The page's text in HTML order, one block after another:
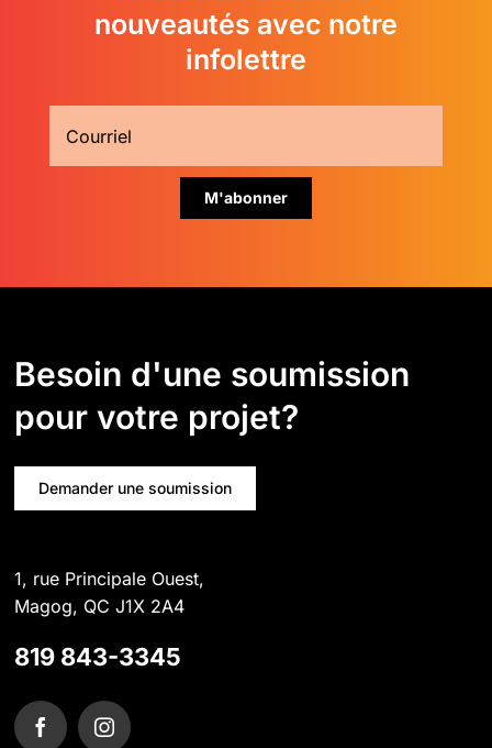
nouveautés avec notre
infolettre
Besoin d'une soumission
pour votre projet?
Demander une soumission
1, rue Principale Ouest,
Magog, QC J1X 2A4
819 843-3345